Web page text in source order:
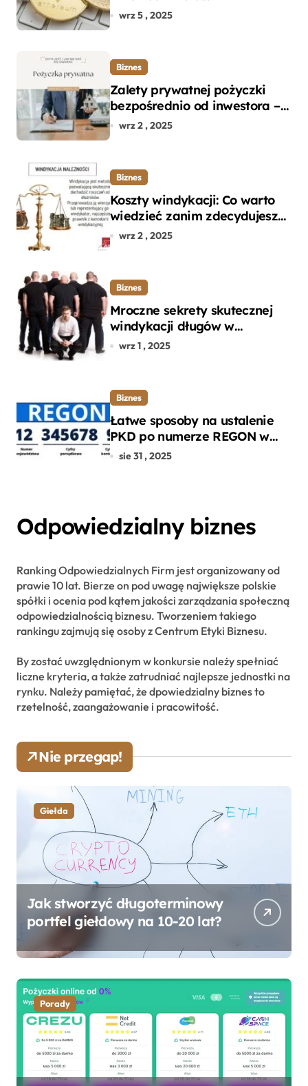
początkujących w zakupie
wrz 5 , 2025
Biznes
Zalety prywatnej pożyczki
bezpośrednio od inwestora –
dlaczego warto?
wrz 2 , 2025
Biznes
Koszty windykacji: Co warto
wiedzieć zanim zdecydujesz
się na odzyskanie długu?
wrz 2 , 2025
Biznes
Mroczne sekrety skutecznej
windykacji długów w
departamencie windykacji
wrz 1 , 2025
Biznes
Łatwe sposoby na ustalenie
PKD po numerze REGON w
kilku prostych krokach
sie 31 , 2025
Odpowiedzialny biznes
Ranking Odpowiedzialnych Firm jest organizowany od
prawie 10 lat. Bierze on pod uwagę największe polskie
spółki i ocenia pod kątem jakości zarządzania społeczną
odpowiedzialnością biznesu. Tworzeniem takiego
rankingu zajmują się osoby z Centrum Etyki Biznesu.
By zostać uwzględnionym w konkursie należy spełniać
liczne kryteria, a także zatrudniać najlepsze jednostki na
rynku. Należy pamiętać, że dpowiedzialny biznes to
rzetelność, zaangażowanie i pracowitość.
Nie przegap!
Giełda
Jak stworzyć długoterminowy
portfel giełdowy na 10-20 lat?
Porady